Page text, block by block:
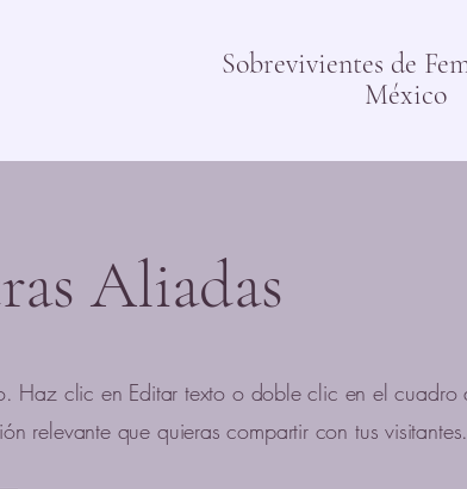
Sobrevivientes de
México
Aliadas
Haz clic en Editar texto o doble clic en el
relevante que quieras compartir con tus visitantes.